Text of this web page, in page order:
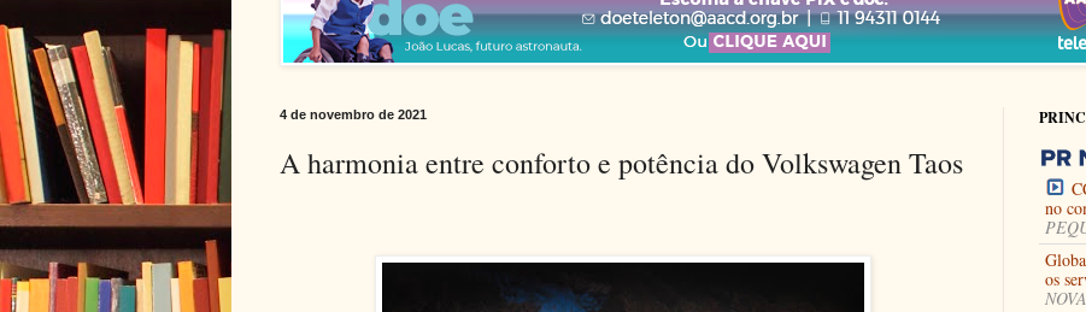
4 de novembro de 2021
A harmonia entre conforto e potência do Volkswagen Taos
no
os